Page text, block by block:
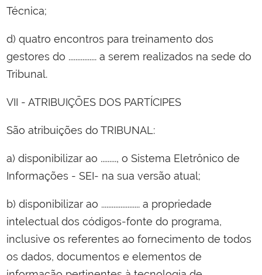
Técnica;
d) quatro encontros para treinamento dos
gestores do ................ a serem realizados na sede do
Tribunal.
VII - ATRIBUIÇÕES DOS PARTÍCIPES
São atribuições do TRIBUNAL:
a) disponibilizar ao ........., o Sistema Eletrônico de
Informações - SEI- na sua versão atual;
b) disponibilizar ao ...................... a propriedade
intelectual dos códigos-fonte do programa,
inclusive os referentes ao fornecimento de todos
os dados, documentos e elementos de